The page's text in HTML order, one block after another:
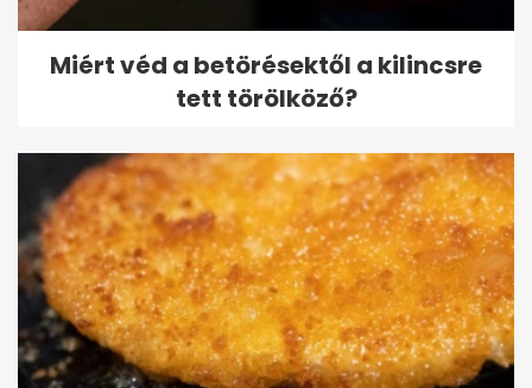
Miért véd a betörésektől a kilincsre
tett törölköző?